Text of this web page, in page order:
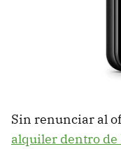
Sin renunciar al
alquiler dentro de